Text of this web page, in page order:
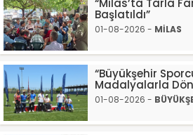
“Milas’ta Tarla
Başlatıldı”
01-08-2026 - MİLAS
“Büyükşehir
Madalyalarla
01-08-2026 -